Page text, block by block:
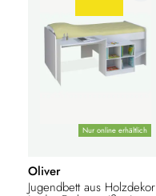
Nur online erhältlich
Oliver
Jugendbett aus Holzdekor